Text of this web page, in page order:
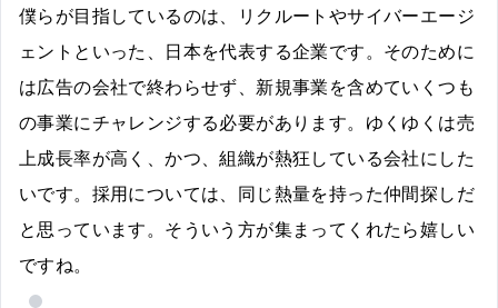
僕らが目指しているのは、リクルートやサイバーエージ
ェントといった、日本を代表する企業です。そのために
は広告の会社で終わらせず、新規事業を含めていくつも
の事業にチャレンジする必要があります。ゆくゆくは売
上成長率が高く、かつ、組織が熱狂している会社にした
いです。採用については、同じ熱量を持った仲間探しだ
と思っています。そういう方が集まってくれたら嬉しい
ですね。